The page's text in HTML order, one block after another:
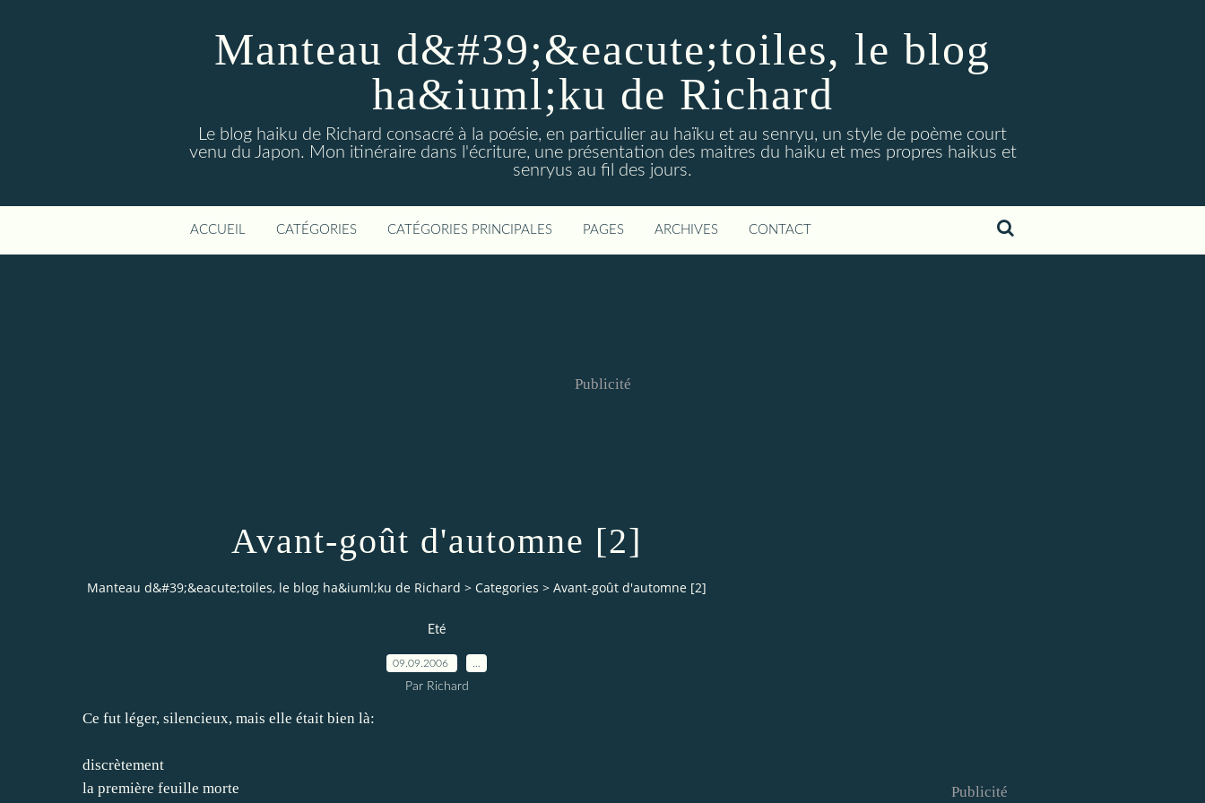
Manteau d&#39;&eacute;toiles, le blog
ha&iuml;ku de Richard
Le blog haiku de Richard consacré à la poésie, en particulier au haïku et au senryu, un style de poème court
venu du Japon. Mon itinéraire dans l'écriture, une présentation des maitres du haiku et mes propres haikus et
senryus au fil des jours.
ACCUEIL CATÉGORIES CATÉGORIES PRINCIPALES PAGES ARCHIVES CONTACT
Publicité
Avant-goût d'automne [2]
Manteau d&#39;&eacute;toiles, le blog ha&iuml;ku de Richard > Categories > Avant-goût d'automne [2]
Eté
09.09.2006
Par Richard
Ce fut léger, silencieux, mais elle était bien là:
discrètement
la première feuille morte
Publicité